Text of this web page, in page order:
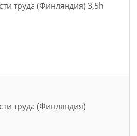
труда (Финляндия) 3,5h
труда (Финляндия)